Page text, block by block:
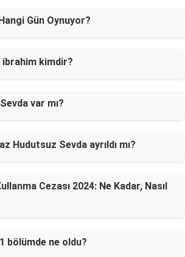
Gün Oynuyor?
ibrahim kimdir?
var mı?
Hudutsuz Sevda ayrıldı mı?
Cezası 2024: Ne Kadar, Nasıl
bölümde ne oldu?